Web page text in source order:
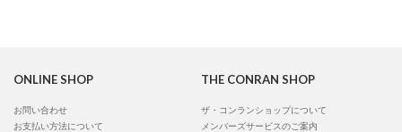
ONLINE SHOP
お問い合わせ
お支払い方法について
THE CONRAN SHOP
ザ・コンランショップについて
メンバーズサービスのご案内